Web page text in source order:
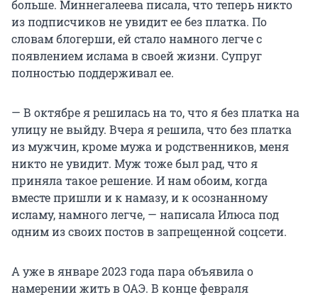
больше. Миннегалеева писала, что теперь никто
из подписчиков не увидит ее без платка. По
словам блогерши, ей стало намного легче с
появлением ислама в своей жизни. Супруг
полностью поддерживал ее.
— В октябре я решилась на то, что я без платка на
улицу не выйду. Вчера я решила, что без платка
из мужчин, кроме мужа и родственников, меня
никто не увидит. Муж тоже был рад, что я
приняла такое решение. И нам обоим, когда
вместе пришли и к намазу, и к осознанному
исламу, намного легче, — написала Илюса под
одним из своих постов в запрещенной соцсети.
А уже в январе 2023 года пара объявила о
намерении жить в ОАЭ. В конце февраля